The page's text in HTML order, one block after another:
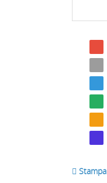
 Stampa